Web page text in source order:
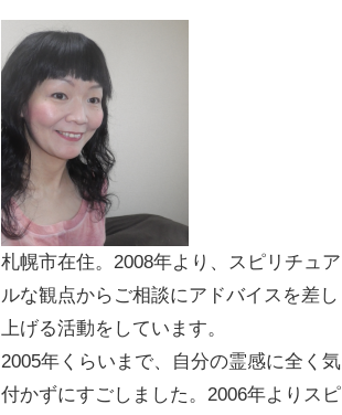
札幌市在住。2008年より、スピリチュア
ルな観点からご相談にアドバイスを差し
上げる活動をしています。
2005年くらいまで、自分の霊感に全く気
付かずにすごしました。2006年よりスピ